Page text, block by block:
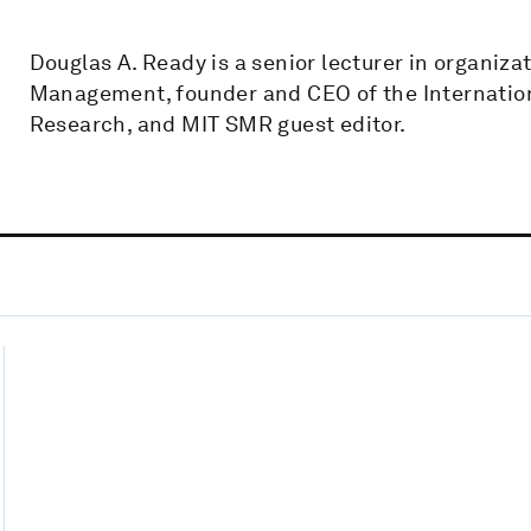
Douglas A. Ready is a senior lecturer in
Management, founder and CEO of the
Research, and MIT SMR guest editor.